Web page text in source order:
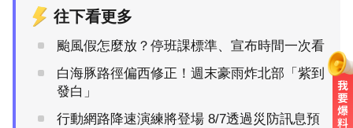
往下看更多
颱風假怎麼放？停班課標準、宣布時間一次看
白海豚路徑偏西修正！週末豪雨炸北部「紫到
發白」
行動網路降速演練將登場 8/7透過災防訊息預